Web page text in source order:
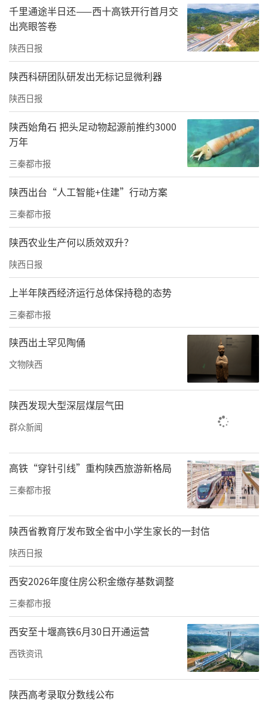
反曲弓团体比赛在深圳市体育中心体育场落下
帷幕，由运动员马毅静、翟悦君、茹清宁组成
的陕西队获得铜牌。这是陕西女子射箭队自198
3年组队以来，首夺全运会女子射箭团体奖牌。
当日举行的半决赛中，陕西队的对手是由运动
员鲍怡静、沈佳雯、张鑫悦组成的河南队。首
局较量中，马毅静射出10环高分，翟悦君、茹
清宁紧随其后保持稳定发挥，最终以56∶50的
比分先夺2分。次局双方状态均有波动，最终以
52∶52战平，各取1分。第三局，河南队将比分
追至3∶3。关键第四局，陕西队开局仅得6环，
之后出现脱靶失误，最终以3∶5的比分憾负河
南队，无缘冠亚军。
短暂调整后，陕西队迎来与福建队的铜牌争夺
战。比赛初期，陕西队迅速找回状态，连下两
局将比分拉大至4∶0。第三局、第四局，福建
队抓住机会将比分追平至4∶4。在单箭定胜负
的附加赛中，福建队运动员出现脱靶失误，最
终陕西队胜出，将铜牌收入囊中。
“今天天气不好，风太大，但大家在赛场上都
言：“我没多想，一心琢磨怎么把每个动作做
得更干净、更到位。”
谈及队伍表现，陕西女子射箭队主教练罗恒宇
表示：“队员们整体发挥得很好。通过这次全
运会，我们希望更多孩子能看到队员们在赛场
上的表现，并被这份拼搏精神感染，愿意参与
射箭运动。这对陕西射箭项目的发展非常重
要。”（记者 张江舟 文/图）
来源：陕西日报
责任编辑：白睿祺 赵森
千里通途半日还——西十高铁开行首月交
出亮眼答卷
陕西日报
陕西科研团队研发出无标记显微利器
陕西日报
陕西始角石 把头足动物起源前推约3000
万年
三秦都市报
陕西出台“人工智能+住建”行动方案
三秦都市报
陕西农业生产何以质效双升？
陕西日报
上半年陕西经济运行总体保持稳的态势
三秦都市报
陕西出土罕见陶俑
文物陕西
陕西发现大型深层煤层气田
群众新闻
高铁“穿针引线”重构陕西旅游新格局
三秦都市报
陕西省教育厅发布致全省中小学生家长的一封信
陕西日报
西安2026年度住房公积金缴存基数调整
三秦都市报
西安至十堰高铁6月30日开通运营
西铁资讯
陕西高考录取分数线公布